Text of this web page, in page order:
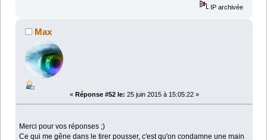
IP archivée
Max
« Réponse #52 le: 25 juin 2015 à 15:05:22 »
Merci pour vos réponses ;)
Ce qui me gêne dans le tirer pousser, c'est qu'on condamne une main